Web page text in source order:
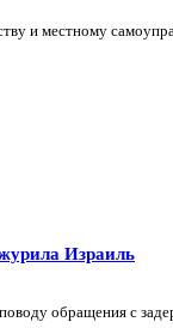
и местному
Израиль
обращения с